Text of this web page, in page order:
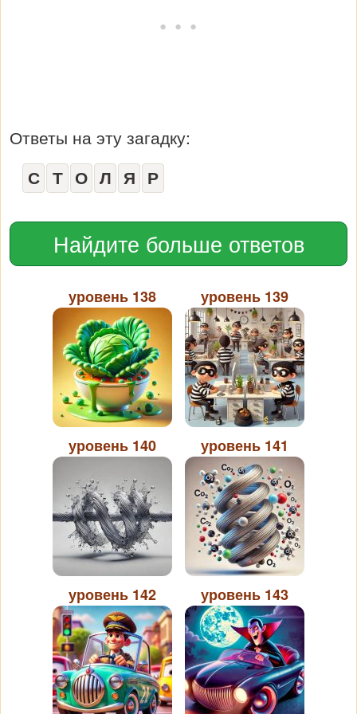
Ответы на эту загадку:
С Т О Л Я Р
Найдите больше ответов
уровень 138 уровень 139
уровень 140 уровень 141
уровень 142 уровень 143